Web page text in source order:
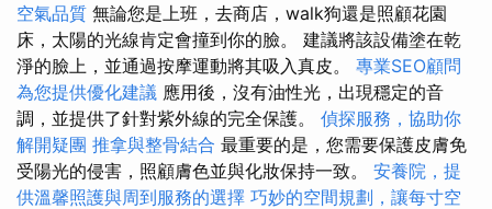
空氣品質 無論您是上班，去商店，walk狗還是照顧花園
床，太陽的光線肯定會撞到你的臉。 建議將該設備塗在乾
淨的臉上，並通過按摩運動將其吸入真皮。 專業SEO顧問
為您提供優化建議 應用後，沒有油性光，出現穩定的音
調，並提供了針對紫外線的完全保護。 偵探服務，協助你
解開疑團 推拿與整骨結合 最重要的是，您需要保護皮膚免
受陽光的侵害，照顧膚色並與化妝保持一致。 安養院，提
供溫馨照護與周到服務的選擇 巧妙的空間規劃，讓每寸空